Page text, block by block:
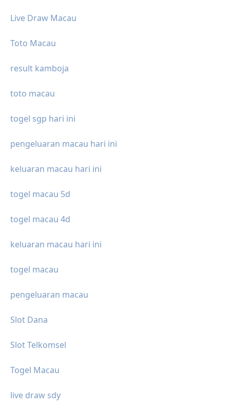
Live Draw Macau
Toto Macau
result kamboja
toto macau
togel sgp hari ini
pengeluaran macau hari ini
keluaran macau hari ini
togel macau 5d
togel macau 4d
keluaran macau hari ini
togel macau
pengeluaran macau
Slot Dana
Slot Telkomsel
Togel Macau
live draw sdy